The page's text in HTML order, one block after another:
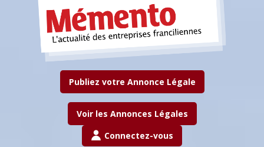
Publiez votre Annonce Légale
Voir les Annonces Légales
Connectez-vous